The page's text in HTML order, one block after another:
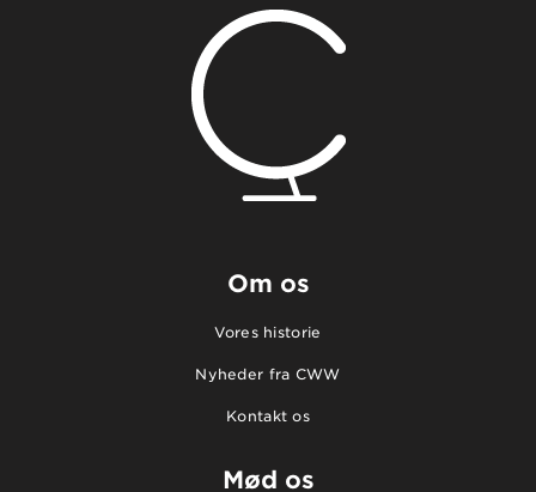
Om os
Vores historie
Nyheder fra CWW
Kontakt os
Mød os